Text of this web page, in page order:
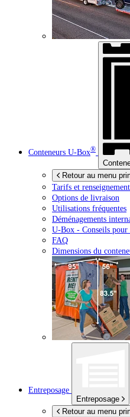
Conteneurs U-Box®
Retour au menu
Tarifs et
Options de livraison
Utilisations fréquentes
Déménagements
U-Box - Conseils
FAQ
Dimensions du
Entreposage
Entreposage
Retour au menu